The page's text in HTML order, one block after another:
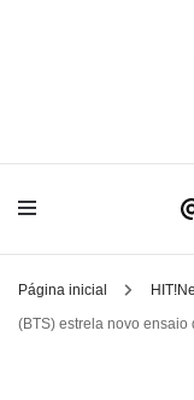
Página inicial
(BTS) estrela novo ensaio